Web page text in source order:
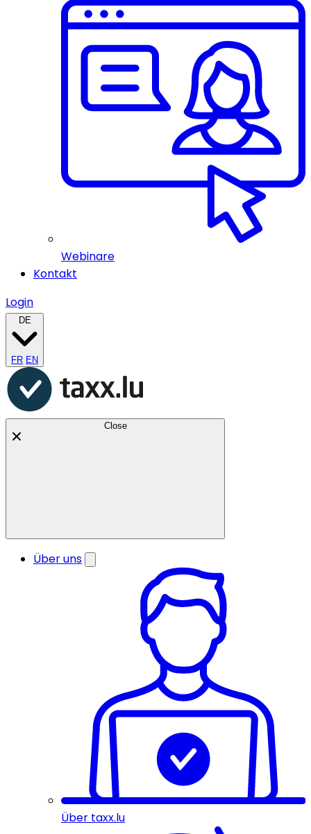
Webinare
Kontakt
Login
DE
FR EN
Close
Über uns
Über taxx.lu